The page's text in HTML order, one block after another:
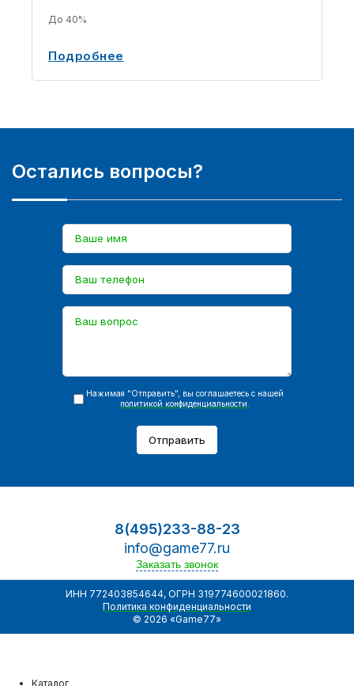
До 40%
Подробнее
Остались вопросы?
Нажимая "Отправить", вы соглашаетесь с нашей
политикой конфиденциальности
Отправить
8(495)233-88-23
info@game77.ru
Заказать звонок
ИНН 772403854644, ОГРН 319774600021860.
Политика конфиденциальности
© 2026 «Game77»
Каталог